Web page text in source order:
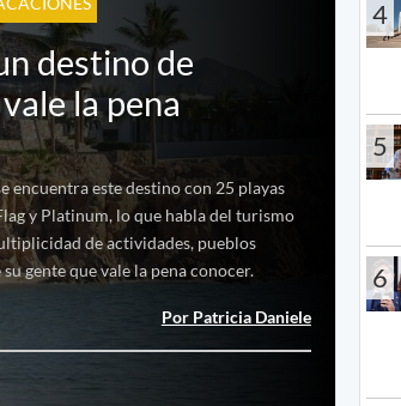
destino de
la pena
encuentra este destino con 25 playas
y Platinum, lo que habla del turismo
de actividades, pueblos
gente que vale la pena conocer.
Por Patricia Daniele
4
5
6